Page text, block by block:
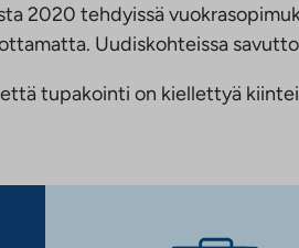
2020 tehdyissä
Uudiskohteissa
tupakointi on kiellettyä